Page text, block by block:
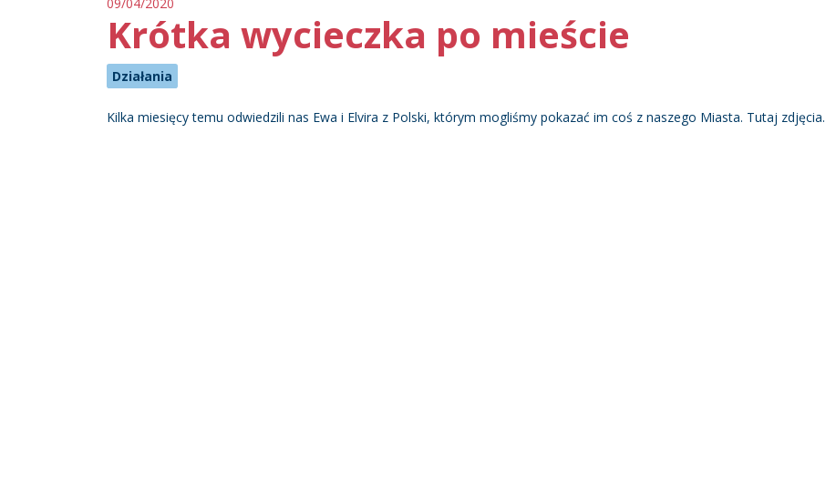
Krótka wycieczka po mieście
Działania
Kilka miesięcy temu odwiedzili nas Ewa i Elvira z Polski, którym mogliśmy pokazać im coś z naszego Miasta. Tutaj zdjęcia.